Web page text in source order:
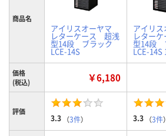
商品名
アイリスオーヤマ
レターケース 超浅
型14段 ブラック
LCE-14S
アイリ
レター
型14段
LCE-14S
価格
(税込)
￥6,180
評価
3.3 （3件） 3.3 （3件）